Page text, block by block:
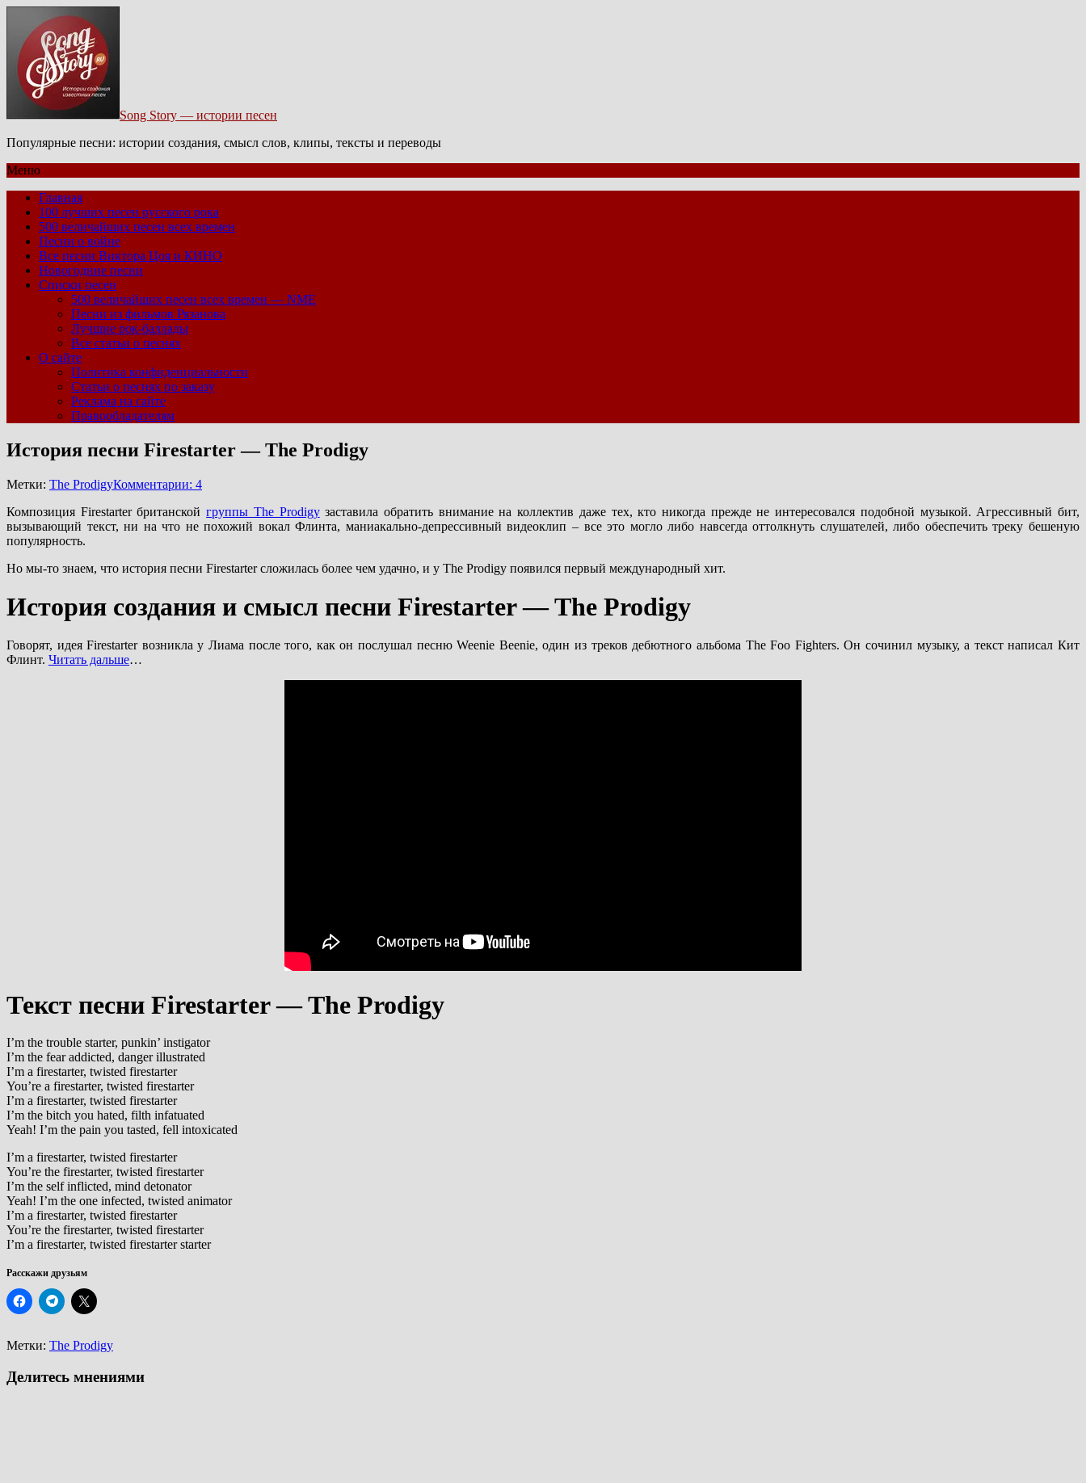
Song Story — истории песен
Популярные песни: истории создания, смысл слов, клипы, тексты и переводы
Меню
Главная
100 лучших песен русского рока
500 величайших песен всех времен
Песни о войне
Все песни Виктора Цоя и КИНО
Новогодние песни
Списки песен
500 величайших песен всех времен — NME
Песни из фильмов Рязанова
Лучшие рок-баллады
Все статьи о песнях
О сайте
Политика конфиденциальности
Статьи о песнях по заказу
Реклама на сайте
Правообладателям
История песни Firestarter — The Prodigy
Метки: The ProdigyКомментарии: 4
Композиция Firestarter британскойгруппы The Prodigyзаставила обратить внимание на коллектив даже тех, кто никогда прежде не интересовался подобной музыкой. Агрессивный бит,
вызывающий текст, ни на что не похожий вокал Флинта, маниакально-депрессивный видеоклип – все это могло либо навсегда оттолкнуть слушателей, либо обеспечить треку бешеную
популярность.
Но мы-то знаем, что история песни Firestarter сложилась более чем удачно, и у The Prodigy появился первый международный хит.
История создания и смысл песни Firestarter — The Prodigy
Говорят, идея Firestarter возникла у Лиама после того, как он послушал песню Weenie Beenie, один из треков дебютного альбома The Foo Fighters. Он сочинил музыку, а текст написал Кит
Флинт. Читать дальше…
Текст песни Firestarter — The Prodigy
I’m the trouble starter, punkin’ instigator
I’m the fear addicted, danger illustrated
I’m a firestarter, twisted firestarter
You’re a firestarter, twisted firestarter
I’m a firestarter, twisted firestarter
I’m the bitch you hated, filth infatuated
Yeah! I’m the pain you tasted, fell intoxicated
I’m a firestarter, twisted firestarter
You’re the firestarter, twisted firestarter
I’m the self inflicted, mind detonator
Yeah! I’m the one infected, twisted animator
I’m a firestarter, twisted firestarter
You’re the firestarter, twisted firestarter
I’m a firestarter, twisted firestarter starter
Расскажи друзьям
Метки: The Prodigy
Делитесь мнениями